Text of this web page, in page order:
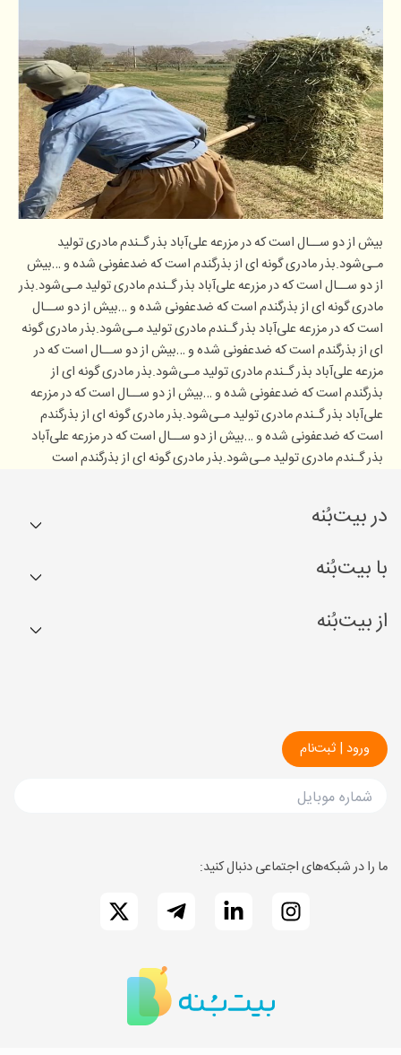
بیش از دو ســال است که در مزرعه علی‌آباد بذر گـندم مادری تولید
مـی‌شود.بذر مادری گونه ای از بذرگندم است که ضدعفونی شده و …بیش
از دو ســال است که در مزرعه علی‌آباد بذر گـندم مادری تولید مـی‌شود.بذر
مادری گونه ای از بذرگندم است که ضدعفونی شده و …بیش از دو ســال
است که در مزرعه علی‌آباد بذر گـندم مادری تولید مـی‌شود.بذر مادری گونه
ای از بذرگندم است که ضدعفونی شده و …بیش از دو ســال است که در
مزرعه علی‌آباد بذر گـندم مادری تولید مـی‌شود.بذر مادری گونه ای از
بذرگندم است که ضدعفونی شده و …بیش از دو ســال است که در مزرعه
علی‌آباد بذر گـندم مادری تولید مـی‌شود.بذر مادری گونه ای از بذرگندم
است که ضدعفونی شده و …بیش از دو ســال است که در مزرعه علی‌آباد
بذر گـندم مادری تولید مـی‌شود.بذر مادری گونه ای از بذرگندم است
در بیت‌بُنه
کشاورزها
کسب درآمد
با بیت‌بُنه
مجله
از بیت‌بُنه
ما را در شبکه‌های اجتماعی دنبال کنید: